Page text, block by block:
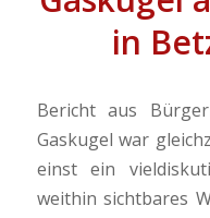
in
Bericht aus
Gaskugel war
einst ein
weithin sichtbares